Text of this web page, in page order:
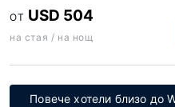
ОТ USD 504
на стая / на нощ
Повече хотели близо до